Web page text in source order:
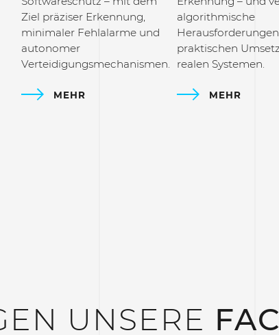
Ziel präziser Erkennung,
minimaler Fehlalarme und
autonomer
Verteidigungsmechanismen.
MEHR
algorithmische
praktischen
realen Systemen.
MEHR
UNSERE